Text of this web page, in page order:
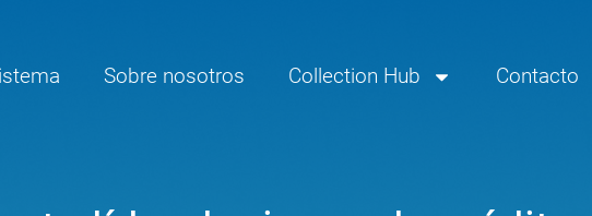
Sobre nosotros Collection Hub Contacto